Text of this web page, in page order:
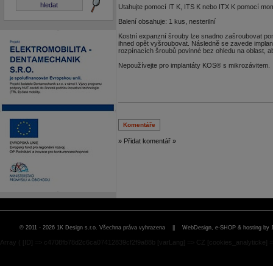
Utahujte pomocí IT K, ITS K nebo ITX K pomocí
Balení obsahuje: 1 kus, nesterilní
Kostní expanzní šrouby lze snadno zašroubovat
ihned opět vyšroubovat. Následně se zavede
rozpínacích šroubů povinné bez ohledu na oblast,
Nepoužívejte pro implantáty KOS® s mikrozávitem.
Komentáře
» Přidat komentář »
© 2011 - 2026 1K Design s.r.o. Všechna práva vyhrazena || WebDesign, e-SHOP & hosting by
Array ( [ID] => c4708fb78d2c6ca07412839cf2f9a88b [varLang] => CZ [cookies_analyticke]